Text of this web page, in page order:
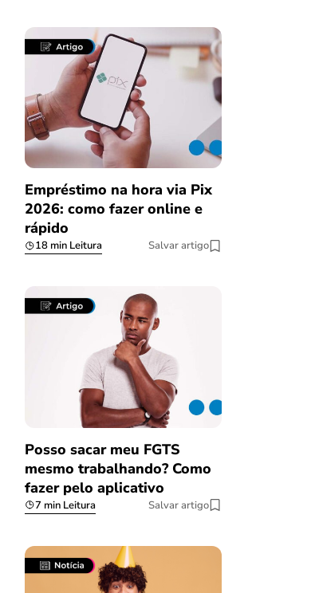
Empréstimo na hora via Pix
2026: como fazer online e
rápido
18 min Leitura Salvar artigo
Posso sacar meu FGTS
mesmo trabalhando? Como
fazer pelo aplicativo
7 min Leitura Salvar artigo